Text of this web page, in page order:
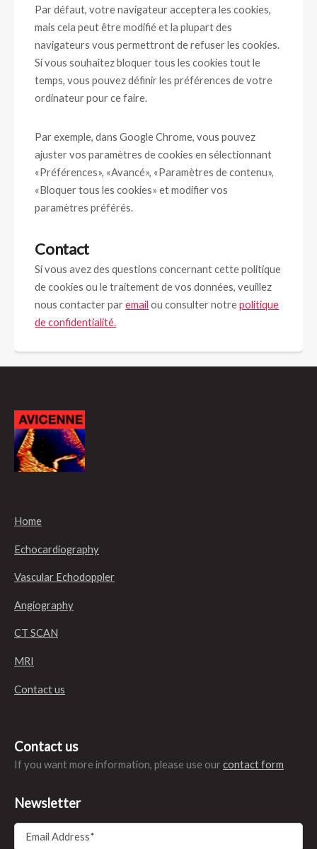
Par défaut, votre navigateur acceptera les cookies,
mais cela peut être modifié et la plupart des
navigateurs vous permettront de refuser les cookies.
Si vous souhaitez bloquer tous les cookies tout le
temps, vous pouvez définir les préférences de votre
ordinateur pour ce faire.
Par exemple, dans Google Chrome, vous pouvez
ajuster vos paramètres de cookies en sélectionnant
«Préférences», «Avancé», «Paramètres de contenu»,
«Bloquer tous les cookies» et modifier vos
paramètres préférés.
Contact
Si vous avez des questions concernant cette politique
de cookies ou le traitement de vos données, veuillez
nous contacter paremail ou consulter notrepolitique
de confidentialité.
Home
Echocardiography
Vascular Echodoppler
Angiography
CT SCAN
MRI
Contact us
Contact us
If you want more information, please use our contact form
Newsletter